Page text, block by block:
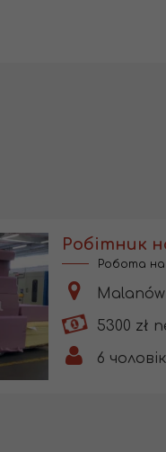
Робітник
Робота на
5300 zł
6